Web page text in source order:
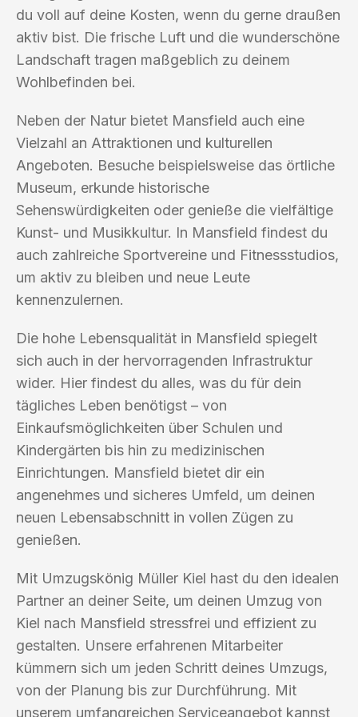
du voll auf deine Kosten, wenn du gerne draußen
aktiv bist. Die frische Luft und die wunderschöne
Landschaft tragen maßgeblich zu deinem
Wohlbefinden bei.
Neben der Natur bietet Mansfield auch eine
Vielzahl an Attraktionen und kulturellen
Angeboten. Besuche beispielsweise das örtliche
Museum, erkunde historische
Sehenswürdigkeiten oder genieße die vielfältige
Kunst- und Musikkultur. In Mansfield findest du
auch zahlreiche Sportvereine und Fitnessstudios,
um aktiv zu bleiben und neue Leute
kennenzulernen.
Die hohe Lebensqualität in Mansfield spiegelt
sich auch in der hervorragenden Infrastruktur
wider. Hier findest du alles, was du für dein
tägliches Leben benötigst – von
Einkaufsmöglichkeiten über Schulen und
Kindergärten bis hin zu medizinischen
Einrichtungen. Mansfield bietet dir ein
angenehmes und sicheres Umfeld, um deinen
neuen Lebensabschnitt in vollen Zügen zu
genießen.
Mit Umzugskönig Müller Kiel hast du den idealen
Partner an deiner Seite, um deinen Umzug von
Kiel nach Mansfield stressfrei und effizient zu
gestalten. Unsere erfahrenen Mitarbeiter
kümmern sich um jeden Schritt deines Umzugs,
von der Planung bis zur Durchführung. Mit
unserem umfangreichen Serviceangebot kannst